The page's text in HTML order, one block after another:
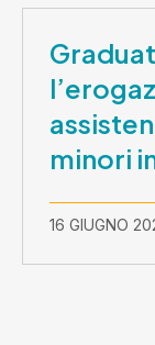
minori
elevato
16 GIUGNO